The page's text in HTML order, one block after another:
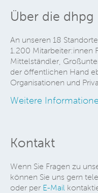
Über die dhpg
An unseren 18
1.200 Mitarbeiter:innen
Mittelständler,
der öffentlichen Hand
Organisationen und
Weitere
Kontakt
Wenn Sie Fragen zu
können Sie uns gern
oder per E-Mail